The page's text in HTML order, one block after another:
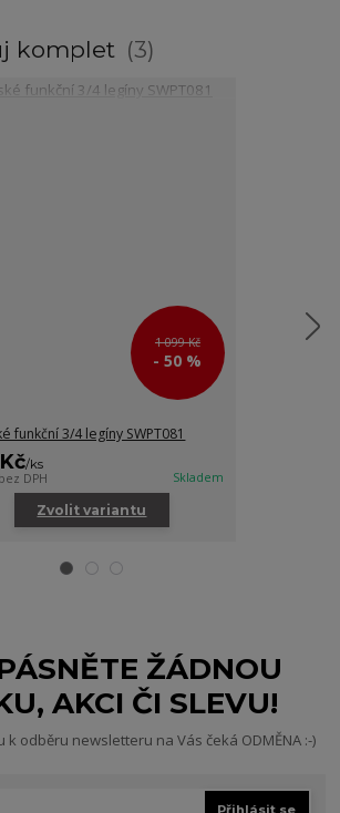
komplet 3
1 099 Kč
- 50 %
funkční 3/4 legíny SWPT081
/ks
bez DPH Skladem
Zvolit variantu
ŽÁDNOU
AKCI ČI SLEVU!
k odběru newsletteru na Vás čeká ODMĚNA :-)
Přihlásit se